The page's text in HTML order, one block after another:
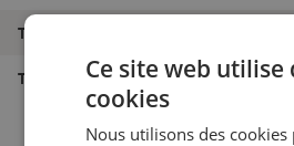
Type d'outil
Type d'outil Pièces
Ce site web utilise
cookies
Nous utilisons des cookies